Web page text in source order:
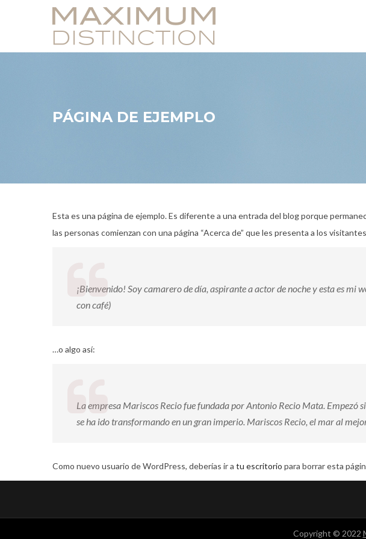
PÁGINA DE EJEMPLO
Esta es una página de ejemplo. Es diferente a una entrada del blog porque
las personas comienzan con una página “Acerca de” que les presenta a los
¡Bienvenido! Soy camarero de día, aspirante a actor de noche y esta es mi
con café)
…o algo así:
La empresa Mariscos Recio fue fundada por Antonio Recio Mata. Empezó
se ha ido transformando en un gran imperio. Mariscos Recio, el mar al
Como nuevo usuario de WordPress, deberías ir a tu escritorio para borrar esta
Copyright © 2022